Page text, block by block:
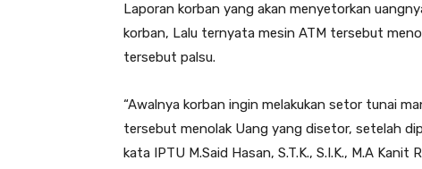
Laporan korban yang akan menyetorkan
korban, Lalu ternyata mesin ATM tersebut
tersebut palsu.
“Awalnya korban ingin melakukan setor tunai
tersebut menolak Uang yang disetor, setelah
kata IPTU M.Said Hasan, S.T.K., S.I.K., M.A